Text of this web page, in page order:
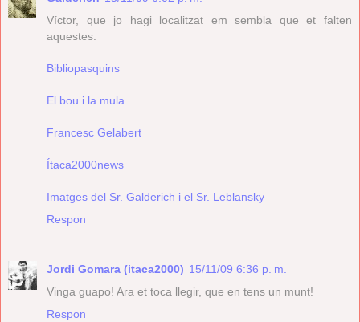
Víctor, que jo hagi localitzat em sembla que et falten
aquestes:
Bibliopasquins
El bou i la mula
Francesc Gelabert
Ítaca2000news
Imatges del Sr. Galderich i el Sr. Leblansky
Respon
Jordi Gomara (itaca2000) 15/11/09 6:36 p. m.
Vinga guapo! Ara et toca llegir, que en tens un munt!
Respon